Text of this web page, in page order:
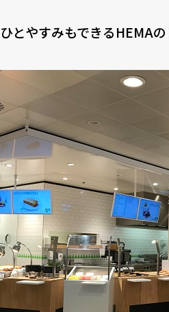
ひとやすみもできるHEMA